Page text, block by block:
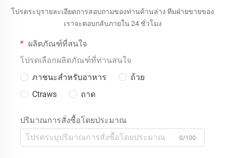
โปรดระบุรายละเอียดการสอบถามของท่านด้านล่าง ทีมฝ่ายขายของ
เราจะตอบกลับภายใน 24 ชั่วโมง
ผลิตภัณฑ์ที่สนใจ
โปรดเลือกผลิตภัณฑ์ที่ท่านสนใจ
ภาชนะสำหรับอาหาร
ถ้วย
Ctraws
ถาด
ปริมาณการสั่งซื้อโดยประมาณ
0/100